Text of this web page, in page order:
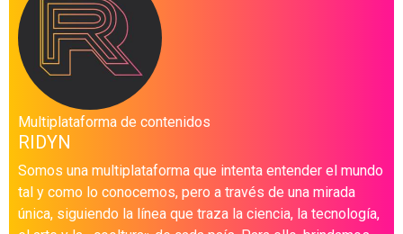
Multiplataforma de contenidos
RIDYN
Somos una multiplataforma que intenta entender el mundo
tal y como lo conocemos, pero a través de una mirada
única, siguiendo la línea que traza la ciencia, la tecnología,